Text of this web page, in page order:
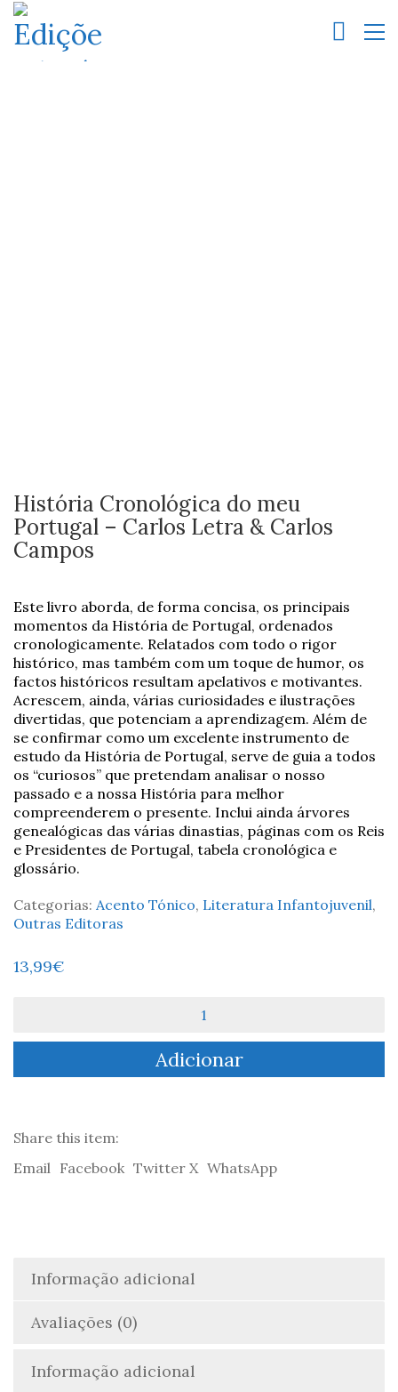
História Cronológica do meu
Portugal – Carlos Letra & Carlos
Campos
Este livro aborda, de forma concisa, os principais
momentos da História de Portugal, ordenados
cronologicamente. Relatados com todo o rigor
histórico, mas também com um toque de humor, os
factos históricos resultam apelativos e motivantes.
Acrescem, ainda, várias curiosidades e ilustrações
divertidas, que potenciam a aprendizagem. Além de
se confirmar como um excelente instrumento de
estudo da História de Portugal, serve de guia a todos
os “curiosos” que pretendam analisar o nosso
passado e a nossa História para melhor
compreenderem o presente. Inclui ainda árvores
genealógicas das várias dinastias, páginas com os Reis
e Presidentes de Portugal, tabela cronológica e
glossário.
Categorias: Acento Tónico, Literatura Infantojuvenil,
Outras Editoras
13,99€
História
do
-
Letra
Adicionar
Share this item:
Email Facebook Twitter X WhatsApp
Informação adicional
Avaliações (0)
Informação adicional